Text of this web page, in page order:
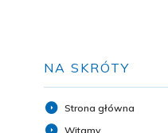
NA SKRÓTY
Strona główna
Witamy